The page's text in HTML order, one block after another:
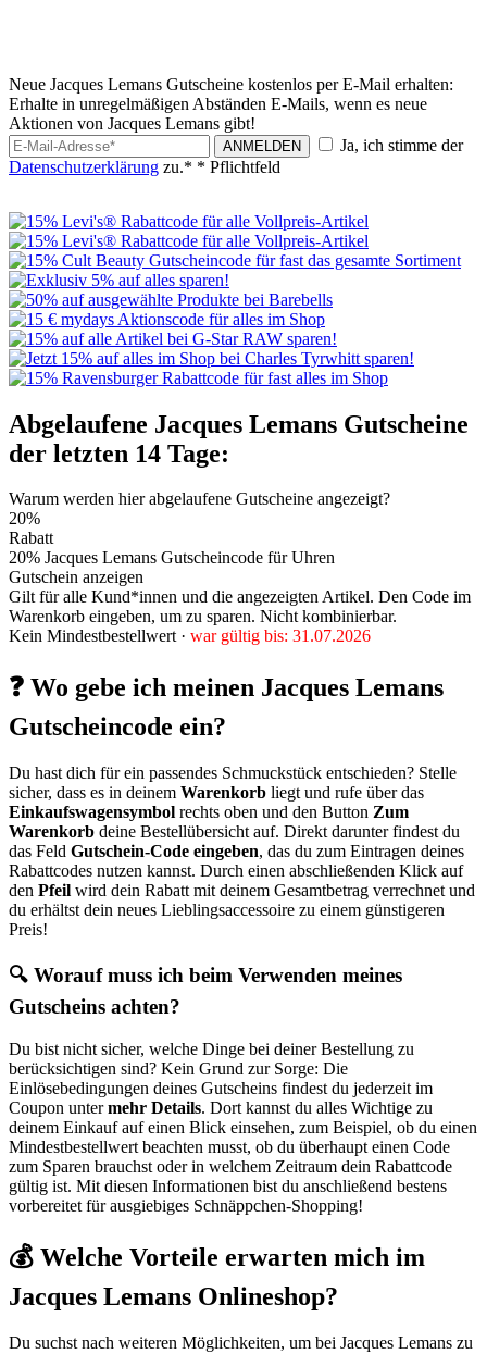
Neue Jacques Lemans Gutscheine kostenlos per E-Mail erhalten:
Erhalte in unregelmäßigen Abständen E-Mails, wenn es neue
Aktionen von Jacques Lemans gibt!
ANMELDEN
Ja, ich stimme der
Datenschutzerklärung zu.* * Pflichtfeld
Abgelaufene Jacques Lemans Gutscheine
der letzten 14 Tage:
Warum werden hier abgelaufene Gutscheine angezeigt?
20%
Rabatt
20% Jacques Lemans Gutscheincode für Uhren
Gutschein anzeigen
Gilt für alle Kund*innen und die angezeigten Artikel. Den Code im
Warenkorb eingeben, um zu sparen. Nicht kombinierbar.
Kein Mindestbestellwert · war gültig bis: 31.07.2026
❓ Wo gebe ich meinen Jacques Lemans
Gutscheincode ein?
Du hast dich für ein passendes Schmuckstück entschieden? Stelle
sicher, dass es in deinem Warenkorb liegt und rufe über das
Einkaufswagensymbol rechts oben und den Button Zum
Warenkorb deine Bestellübersicht auf. Direkt darunter findest du
das Feld Gutschein-Code eingeben, das du zum Eintragen deines
Rabattcodes nutzen kannst. Durch einen abschließenden Klick auf
den Pfeil wird dein Rabatt mit deinem Gesamtbetrag verrechnet und
du erhältst dein neues Lieblingsaccessoire zu einem günstigeren
Preis!
🔍 Worauf muss ich beim Verwenden meines
Gutscheins achten?
Du bist nicht sicher, welche Dinge bei deiner Bestellung zu
berücksichtigen sind? Kein Grund zur Sorge: Die
Einlösebedingungen deines Gutscheins findest du jederzeit im
Coupon untermehr Details. Dort kannst du alles Wichtige zu
deinem Einkauf auf einen Blick einsehen, zum Beispiel, ob du einen
Mindestbestellwert beachten musst, ob du überhaupt einen Code
zum Sparen brauchst oder in welchem Zeitraum dein Rabattcode
gültig ist. Mit diesen Informationen bist du anschließend bestens
vorbereitet für ausgiebiges Schnäppchen-Shopping!
💰 Welche Vorteile erwarten mich im
Jacques Lemans Onlineshop?
Du suchst nach weiteren Möglichkeiten, um bei Jacques Lemans zu